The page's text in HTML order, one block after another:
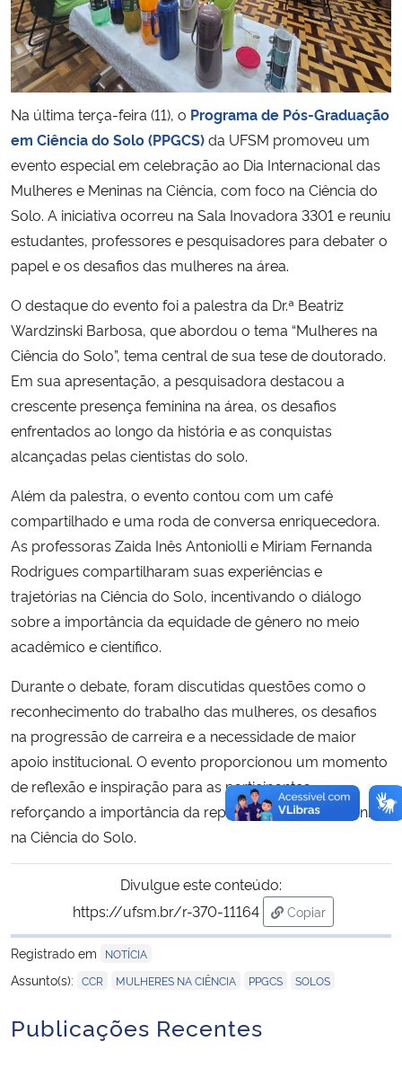
Secretaria-Geral
Secretaria de Governo
Gabinete de Segurança Institucional
Advocacia-Geral da União
Planalto
Na última terça-feira (11), o Programa de Pós-Graduação
em Ciência do Solo (PPGCS)da UFSM promoveu um
evento especial em celebração ao Dia Internacional das
Mulheres e Meninas na Ciência, com foco na Ciência do
Solo. A iniciativa ocorreu na Sala Inovadora 3301 e reuniu
estudantes, professores e pesquisadores para debater o
papel e os desafios das mulheres na área.
O destaque do evento foi a palestra da Dr.ª Beatriz
Wardzinski Barbosa, que abordou o tema “Mulheres na
Ciência do Solo”, tema central de sua tese de doutorado.
Em sua apresentação, a pesquisadora destacou a
crescente presença feminina na área, os desafios
enfrentados ao longo da história e as conquistas
alcançadas pelas cientistas do solo.
Além da palestra, o evento contou com um café
compartilhado e uma roda de conversa enriquecedora.
As professoras Zaida Inês Antoniolli e Miriam Fernanda
Rodrigues compartilharam suas experiências e
trajetórias na Ciência do Solo, incentivando o diálogo
sobre a importância da equidade de gênero no meio
acadêmico e científico.
Durante o debate, foram discutidas questões como o
reconhecimento do trabalho das mulheres, os desafios
na progressão de carreira e a necessidade de maior
apoio institucional. O evento proporcionou um momento
de reflexão e inspiração para as participantes,
reforçando a importância da representatividade feminina
na Ciência do Solo.
Divulgue este conteúdo:
https://ufsm.br/r-370-11164
Copiar
para área de
Registrado em
NOTÍCIA
Assunto(s): CCR MULHERES NA CIÊNCIA PPGCS SOLOS
Publicações Recentes